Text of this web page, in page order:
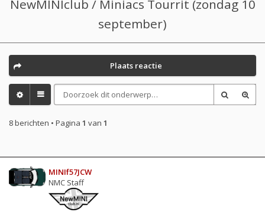
NewMINIclub / Miniacs Tourrit (zondag 10
september)
Plaats reactie
8 berichten • Pagina 1 van 1
MINIf57JCW
NMC Staff